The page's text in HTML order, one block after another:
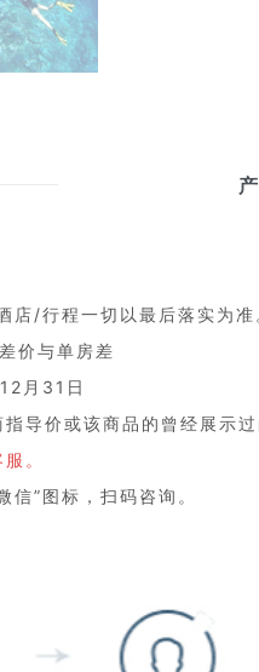
/行程一切以最后落实为准
价与单房差
月31日
导价或该商品的曾经展示
。
信”图标，扫码咨询。